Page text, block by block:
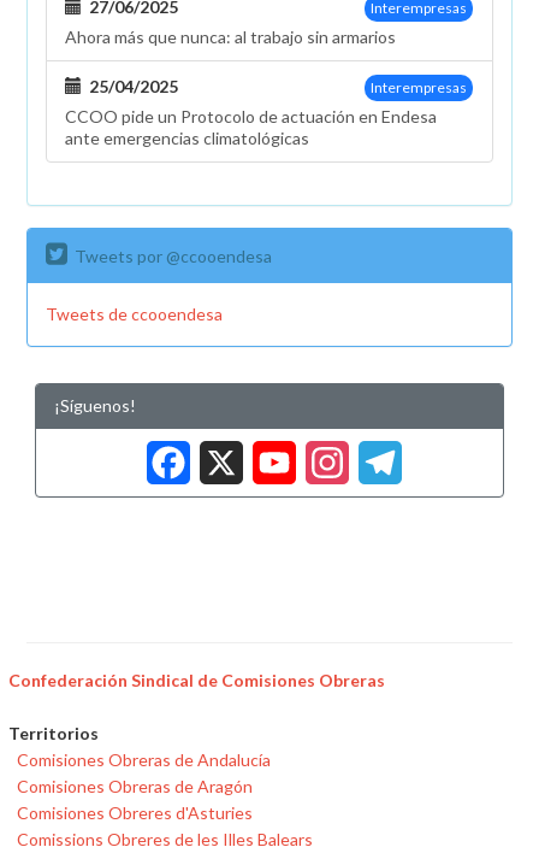
Interempresas
27/06/2025
Ahora más que nunca: al trabajo sin armarios
Interempresas
25/04/2025
CCOO pide un Protocolo de actuación en Endesa
ante emergencias climatológicas
Tweets por @ccooendesa
Tweets de ccooendesa
¡Síguenos!
Facebook
X
Confederación Sindical de Comisiones Obreras
Territorios
Comisiones Obreras de Andalucía
Comisiones Obreras de Aragón
Comisiones Obreres d'Asturies
Comissions Obreres de les Illes Balears